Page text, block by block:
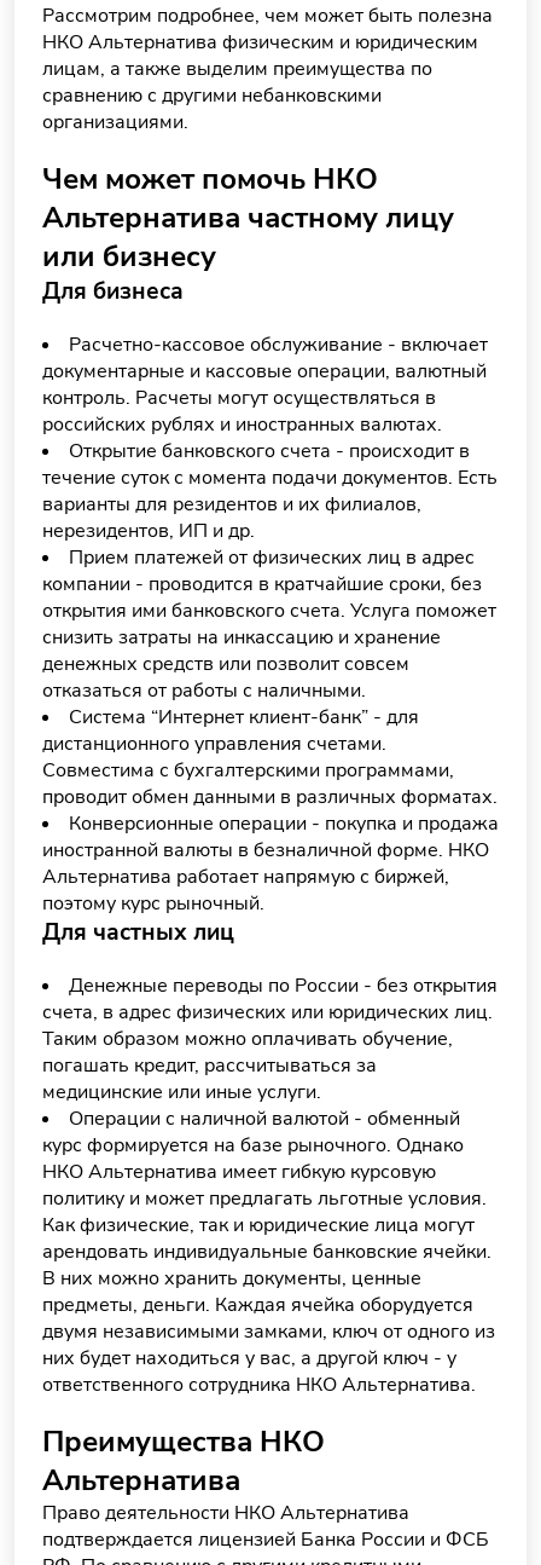
Рассмотрим подробнее, чем может быть полезна
НКО Альтернатива физическим и юридическим
лицам, а также выделим преимущества по
сравнению с другими небанковскими
организациями.
Чем может помочь НКО
Альтернатива частному лицу
или бизнесу
Для бизнеса
Расчетно-кассовое обслуживание - включает
документарные и кассовые операции, валютный
контроль. Расчеты могут осуществляться в
российских рублях и иностранных валютах.
Открытие банковского счета - происходит в
течение суток с момента подачи документов. Есть
варианты для резидентов и их филиалов,
нерезидентов, ИП и др.
Прием платежей от физических лиц в адрес
компании - проводится в кратчайшие сроки, без
открытия ими банковского счета. Услуга поможет
снизить затраты на инкассацию и хранение
денежных средств или позволит совсем
отказаться от работы с наличными.
Система “Интернет клиент-банк” - для
дистанционного управления счетами.
Совместима с бухгалтерскими программами,
проводит обмен данными в различных форматах.
Конверсионные операции - покупка и продажа
иностранной валюты в безналичной форме. НКО
Альтернатива работает напрямую с биржей,
поэтому курс рыночный.
Для частных лиц
Денежные переводы по России - без открытия
счета, в адрес физических или юридических лиц.
Таким образом можно оплачивать обучение,
погашать кредит, рассчитываться за
медицинские или иные услуги.
Операции с наличной валютой - обменный
курс формируется на базе рыночного. Однако
НКО Альтернатива имеет гибкую курсовую
политику и может предлагать льготные условия.
Как физические, так и юридические лица могут
арендовать индивидуальные банковские ячейки.
В них можно хранить документы, ценные
предметы, деньги. Каждая ячейка оборудуется
двумя независимыми замками, ключ от одного из
них будет находиться у вас, а другой ключ - у
ответственного сотрудника НКО Альтернатива.
Преимущества НКО
Альтернатива
Право деятельности НКО Альтернатива
подтверждается лицензией Банка России и ФСБ